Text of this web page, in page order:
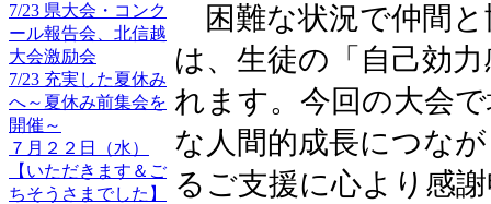
7/23 県大会・コンク
ール報告会、北信越
大会激励会
7/23 充実した夏休み
へ～夏休み前集会を
開催～
７月２２日（水）
【いただきます＆ご
ちそうさまでした】
困難な状況で仲間と
は、生徒の「自己効
れます。今回の大会
な人間的成長につな
るご支援に心より感